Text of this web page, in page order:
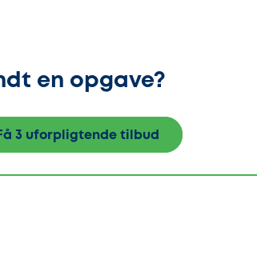
en opgave?
3 uforpligtende tilbud